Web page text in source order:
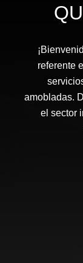
referente
amobladas.
el sector